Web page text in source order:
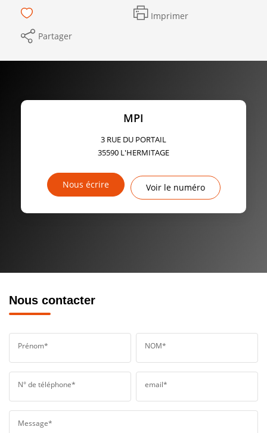
Imprimer
Partager
MPI
3 RUE DU PORTAIL
35590 L'HERMITAGE
Nous écrire Voir le numéro
Nous contacter
Prénom* NOM*
N° de téléphone* email*
Message*